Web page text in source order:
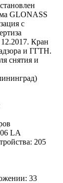
GLONASS
с
Кран
и ГГТН.
снятия и
LA
205
33